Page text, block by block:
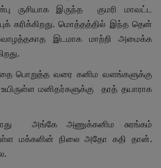
ருசியாக இருந்த குமரி மாவட்ட
கரிக்கிறது. மொத்தத்தில் இந்த தென்
இடமாக மாற்றி அமைக்க
பொறுத்த வரை கனிம வளங்களுக்கு
மனிதர்களுக்கு தரத் தயாராக
அங்கே அணுக்கனிம சுரங்கம்
மக்களின் நிலை அதோ கதி தான்.